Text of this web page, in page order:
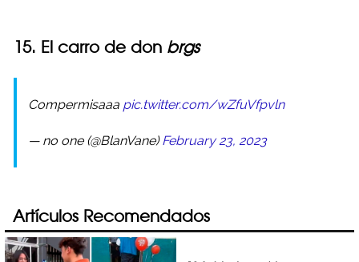
15. El carro de don brgs
Compermisaaa pic.twitter.com/wZfuVfpvln
— no one (@BlanVane)February 23, 2023
Artículos Recomendados